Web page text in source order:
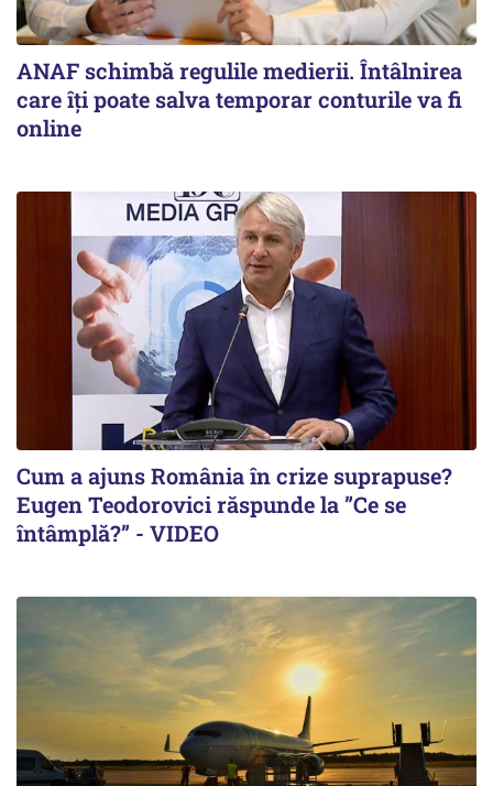
ANAF schimbă regulile medierii. Întâlnirea
care îți poate salva temporar conturile va fi
online
Cum a ajuns România în crize suprapuse?
Eugen Teodorovici răspunde la ”Ce se
întâmplă?” - VIDEO